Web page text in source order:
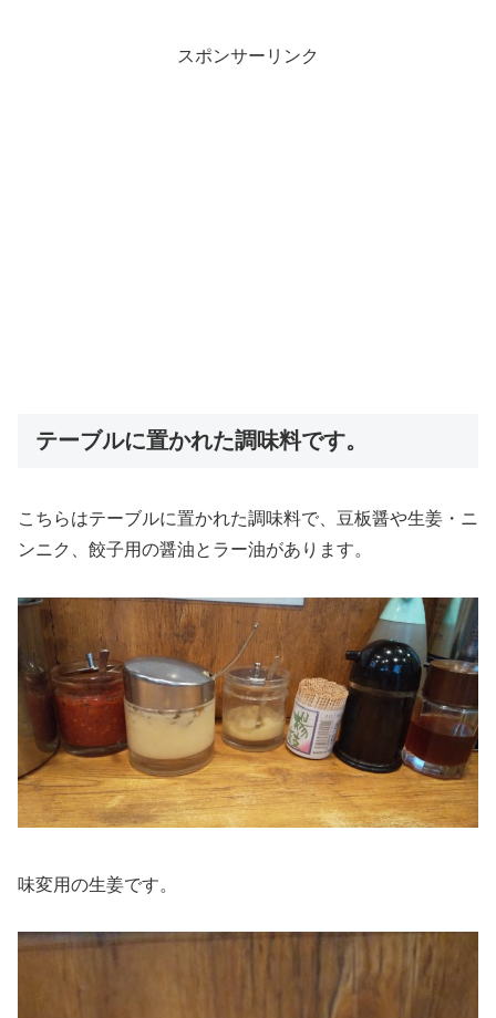
スポンサーリンク
テーブルに置かれた調味料です。
こちらはテーブルに置かれた調味料で、豆板醤や生姜・ニ
ンニク、餃子用の醤油とラー油があります。
味変用の生姜です。